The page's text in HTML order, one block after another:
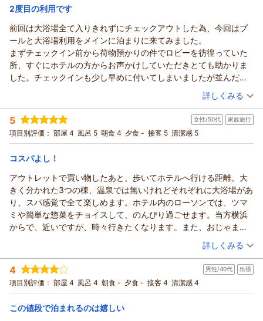
またのお越しを、スタッフ一同心よりお待ちしております。
（返信日：2026/07/31）
まだ1時間以上あるのに品物がなくなっている物が多く，下げられ
た食器もそのままだったりスプーンやホークが空っぽだったり、
スタッフさんはカウンターの中で何か仕事をしている人がひとり
いたかいないか……。
もう少し，周りに気を配っても良いのになあと思いました。
内容も手作り感を全く感じられない物ばかりで殆ど手をつけない
宿泊価格帯： 5,001～6,000円(大人一人あたり/税込)
アパホテル＆リゾート〈東京ベイ幕張〉からの返信
この度はアパホテル＆リゾート〈東京ベイ幕張〉にご宿泊いた
だきまして誠にありがとうございます。
チェックイン対応や大浴場についてお褒めの言葉をいただき嬉
しく存じます。
しかしながら、お部屋の広さや館内案内、朝食会場での補充不
足やスタッフの気配りなど、不快な思いをさせてしまい、申し
訳ございません。いただいたご指摘は真摯に受け止め、改善に
努めてまいります。
またのご来館を心よりお待ちしております。ご投稿ありがとう
フロント 一條
（返信日：2026/07/31）
2度目の利用です
前回は大浴場全て入りきれずにチェックアウトした為、今回はプ
ールと大浴場利用をメインに泊まりに来てみました。
まずチェックイン前から荷物預かりの件でロビーを彷徨っていた
所、すぐにホテルの方からお声かけしていただきとても助かりま
した。チェックインも少し早めに付いてしまいましたが並んだ
り、待ったりする事もなくスムーズにお部屋に入ることができま
した。お部屋も今回1番安いお任せのタイプを予約しましたがたま
たま客室最上階？のお部屋でとても眺めが良かったです。プール
は天気のせいもあり、人もそこそこと言った感じでした。大浴場
は女性だと3箇所入る事が出来て、サウナや露天風呂などそれぞれ
個人的にお部屋のテレビでVODが見られたり、ミラーリングでき
る機能がとても良いなと思っているのでお部屋に帰ってからもす
ごくゆっくりでき、大満足です。
追加精算等なかったのでチェックアウトもスムーズに帰る事がで
きました。ぜひまた利用したいと思うようなホテルです。
（投稿日：2026/07/29）
宿泊時期： 2026年07月宿泊 (友達旅行)
投稿者： たまちゃんさん
宿泊プラン： 【東京ベイ幕張20周年記念】12時チェックアウト！ ダブルル
ームお得に満喫！素泊まり
ダブル 食事なし
宿泊価格帯： 4,001～5,000円(大人一人あたり/税込)
アパホテル＆リゾート〈東京ベイ幕張〉からの返信
この度はアパホテル＆リゾート〈東京ベイ幕張〉をご利用いた
だきまして誠にありがとうございます。数あるホテルの中から
当館をお選びいただき大変光栄でございます。
スタッフへのお褒めのお言葉重ねて御礼申し上げます。これか
らもお客様よりご愛顧いただけますよう精進させていただきま
す。
またのお越しをスタッフ一同心よりお待ち申し上げておりま
す。
フロント 山本
詳しくみる
5 女性/50代 家族旅行
項目別評価： 部屋 4 風呂 5 朝食 4 夕食 - 接客 5 清潔感 5
コスパよし！
アウトレットで買い物したあと、歩いてホテルへ行ける距離。大
きく分かれた3つの棟、温泉では無いけれどそれぞれに大浴場があ
り、スパ感覚で全て楽しめます。ホテル内のローソンでは、ツマ
ミや簡単な惣菜をチョイスして、のんびり過ごせます。当方横浜
からで、近いですが、時々行きたくなります。また、おじゃまし
（投稿日：2026/07/28）
宿泊時期： 2026年07月宿泊 (家族旅行)
投稿者： なおさん(女性/50代)
宿泊プラン： 朝食付き（ラ・ベランダ）房総の豊かな食材を使用した朝食ビ
ュッフェ
ツイン 朝のみ
宿泊価格帯： 6,001～7,000円(大人一人あたり/税込)
詳しくみる
4 男性/40代 出張
項目別評価： 部屋 4 風呂 4 朝食 - 夕食 - 接客 4 清潔感 4
この値段で泊まれるのは嬉しい